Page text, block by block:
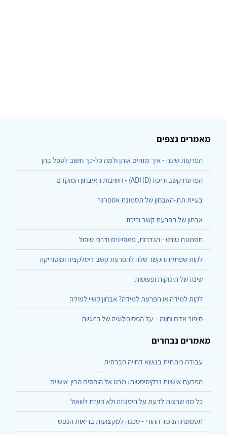
מאמרים נצפים
הפרעות שינה - איך מזהים אותן ולמה כל-כך חשוב לטפל בהן
הפרעת קשב וריכוז (ADHD) - חשיבות האיבחון המוקדם
בעיית תת-האבחון של תסמונת אספרגר
אבחון של הפרעת קשב וריכוז
תסמונת טורט - הגדרות, מאפיינים ודרכי טיפול
לקות שפתית והקשר שלה להפרעת קשב דיסלקציה ומוטוריקה
שינה של תינוקות ופעוטות
לקות למידה או הפרעת למידה? אבחון קשיי למידה
סיפור אדם וחווה – על הפסיכולוגיה של הזוגיות
מאמרים נבחרים
עבודה כיתתית בנושא דחייה חברתית
הפרעת אישיות נרקיסיסטית: מבט אל היחסים הבין-אישיים
כל מה שרצית לדעת על היפנוזה ולא העזת לשאול
תסמונת הניכור ההורי - סכנה למקצועות בריאות הנפש